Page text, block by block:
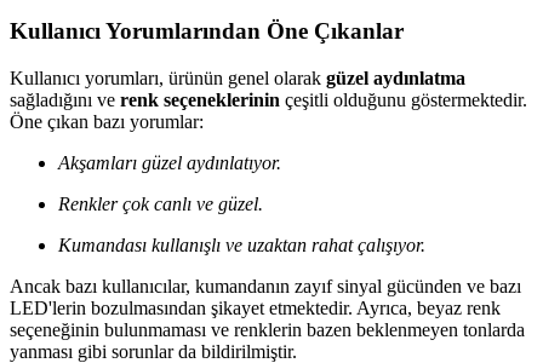
Kullanıcı Yorumlarından Öne Çıkanlar
Kullanıcı yorumları, ürünün genel olarak güzel aydınlatma
sağladığını ve renk seçeneklerinin çeşitli olduğunu göstermektedir.
Öne çıkan bazı yorumlar:
Akşamları güzel aydınlatıyor.
Renkler çok canlı ve güzel.
Kumandası kullanışlı ve uzaktan rahat çalışıyor.
Ancak bazı kullanıcılar, kumandanın zayıf sinyal gücünden ve bazı
LED'lerin bozulmasından şikayet etmektedir. Ayrıca, beyaz renk
seçeneğinin bulunmaması ve renklerin bazen beklenmeyen tonlarda
yanması gibi sorunlar da bildirilmiştir.